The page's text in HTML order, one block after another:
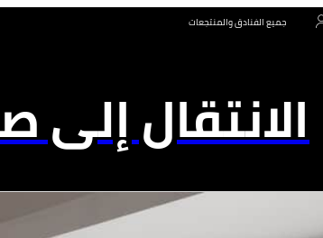
جميع الفنادق والمنتجعات
الانتقال